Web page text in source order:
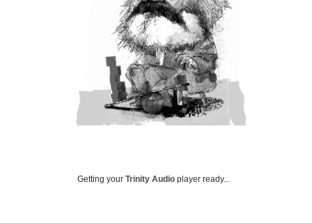
Getting your Trinity Audio player ready...